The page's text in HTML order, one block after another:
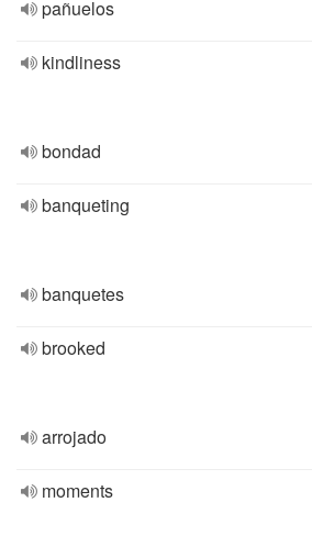
pañuelos
kindliness
bondad
banqueting
banquetes
brooked
arrojado
moments